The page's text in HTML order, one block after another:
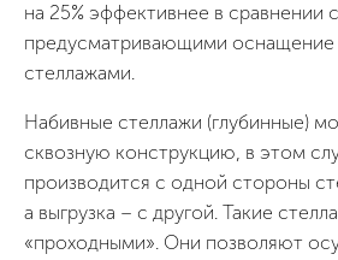
на 25% эффективнее в сравнении
предусматривающими оснащение
стеллажами.
Набивные стеллажи (глубинные)
сквозную конструкцию, в этом
производится с одной стороны
а выгрузка – с другой. Такие
«проходными». Они позволяют